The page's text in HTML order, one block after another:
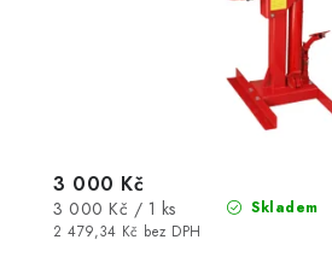
Skladem
2 479,34 Kč bez DPH
3 000 Kč
Měrná
cena:
3 000 Kč / 1 ks